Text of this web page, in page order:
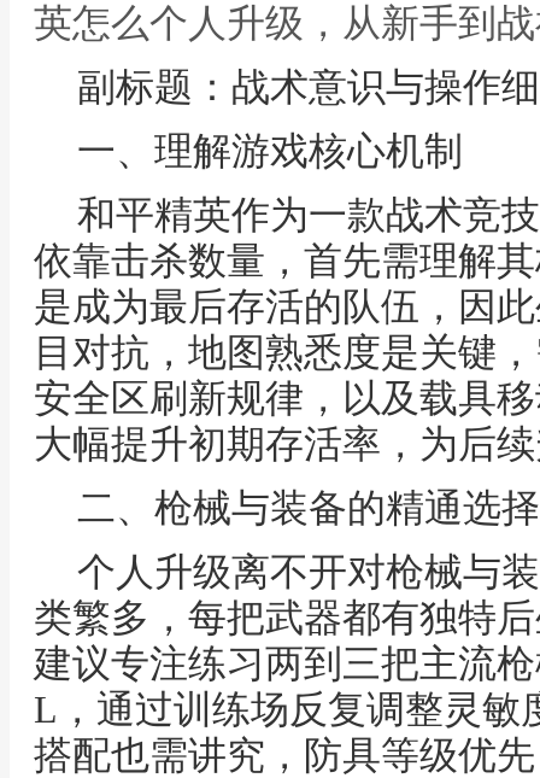
英怎么个人升级，从新手到
副标题：战术意识与操作
一、理解游戏核心机制
和平精英作为一款战术竞
依靠击杀数量，首先需理解
是成为最后存活的队伍，因
目对抗，地图熟悉度是关键
安全区刷新规律，以及载具
大幅提升初期存活率，为后
二、枪械与装备的精通选择
个人升级离不开对枪械与
类繁多，每把武器都有独特
建议专注练习两到三把主流
L，通过训练场反复调整灵敏
搭配也需讲究，防具等级优